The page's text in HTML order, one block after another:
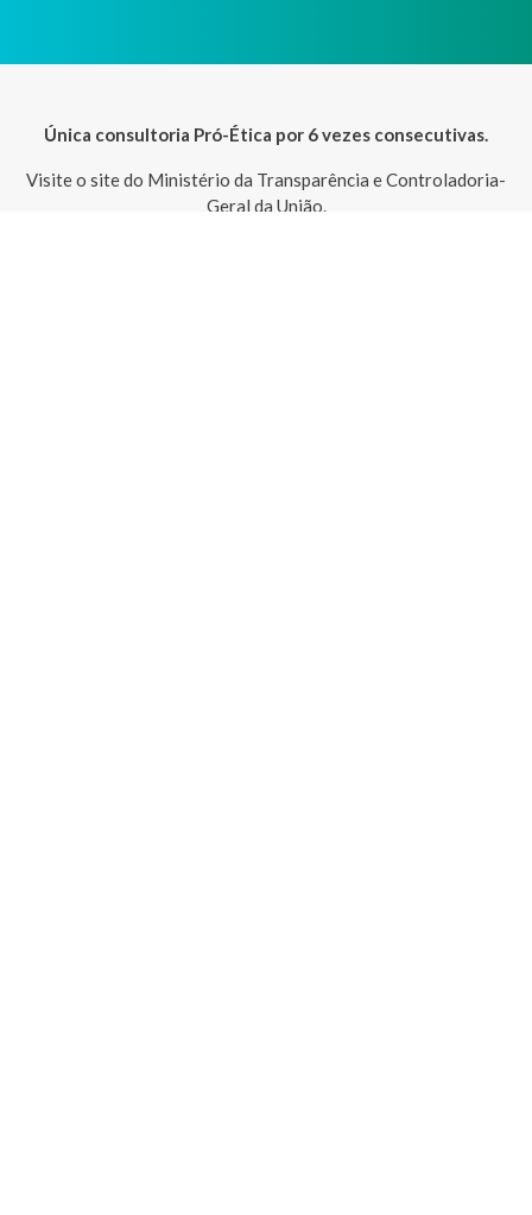
Única consultoria Pró-Ética por 6 vezes consecutivas.
Visite o site do Ministério da Transparência e Controladoria-
Geral da União.